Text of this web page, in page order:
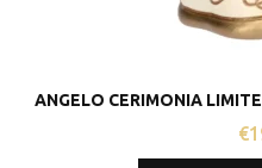
ANGELO CERIMONIA
€